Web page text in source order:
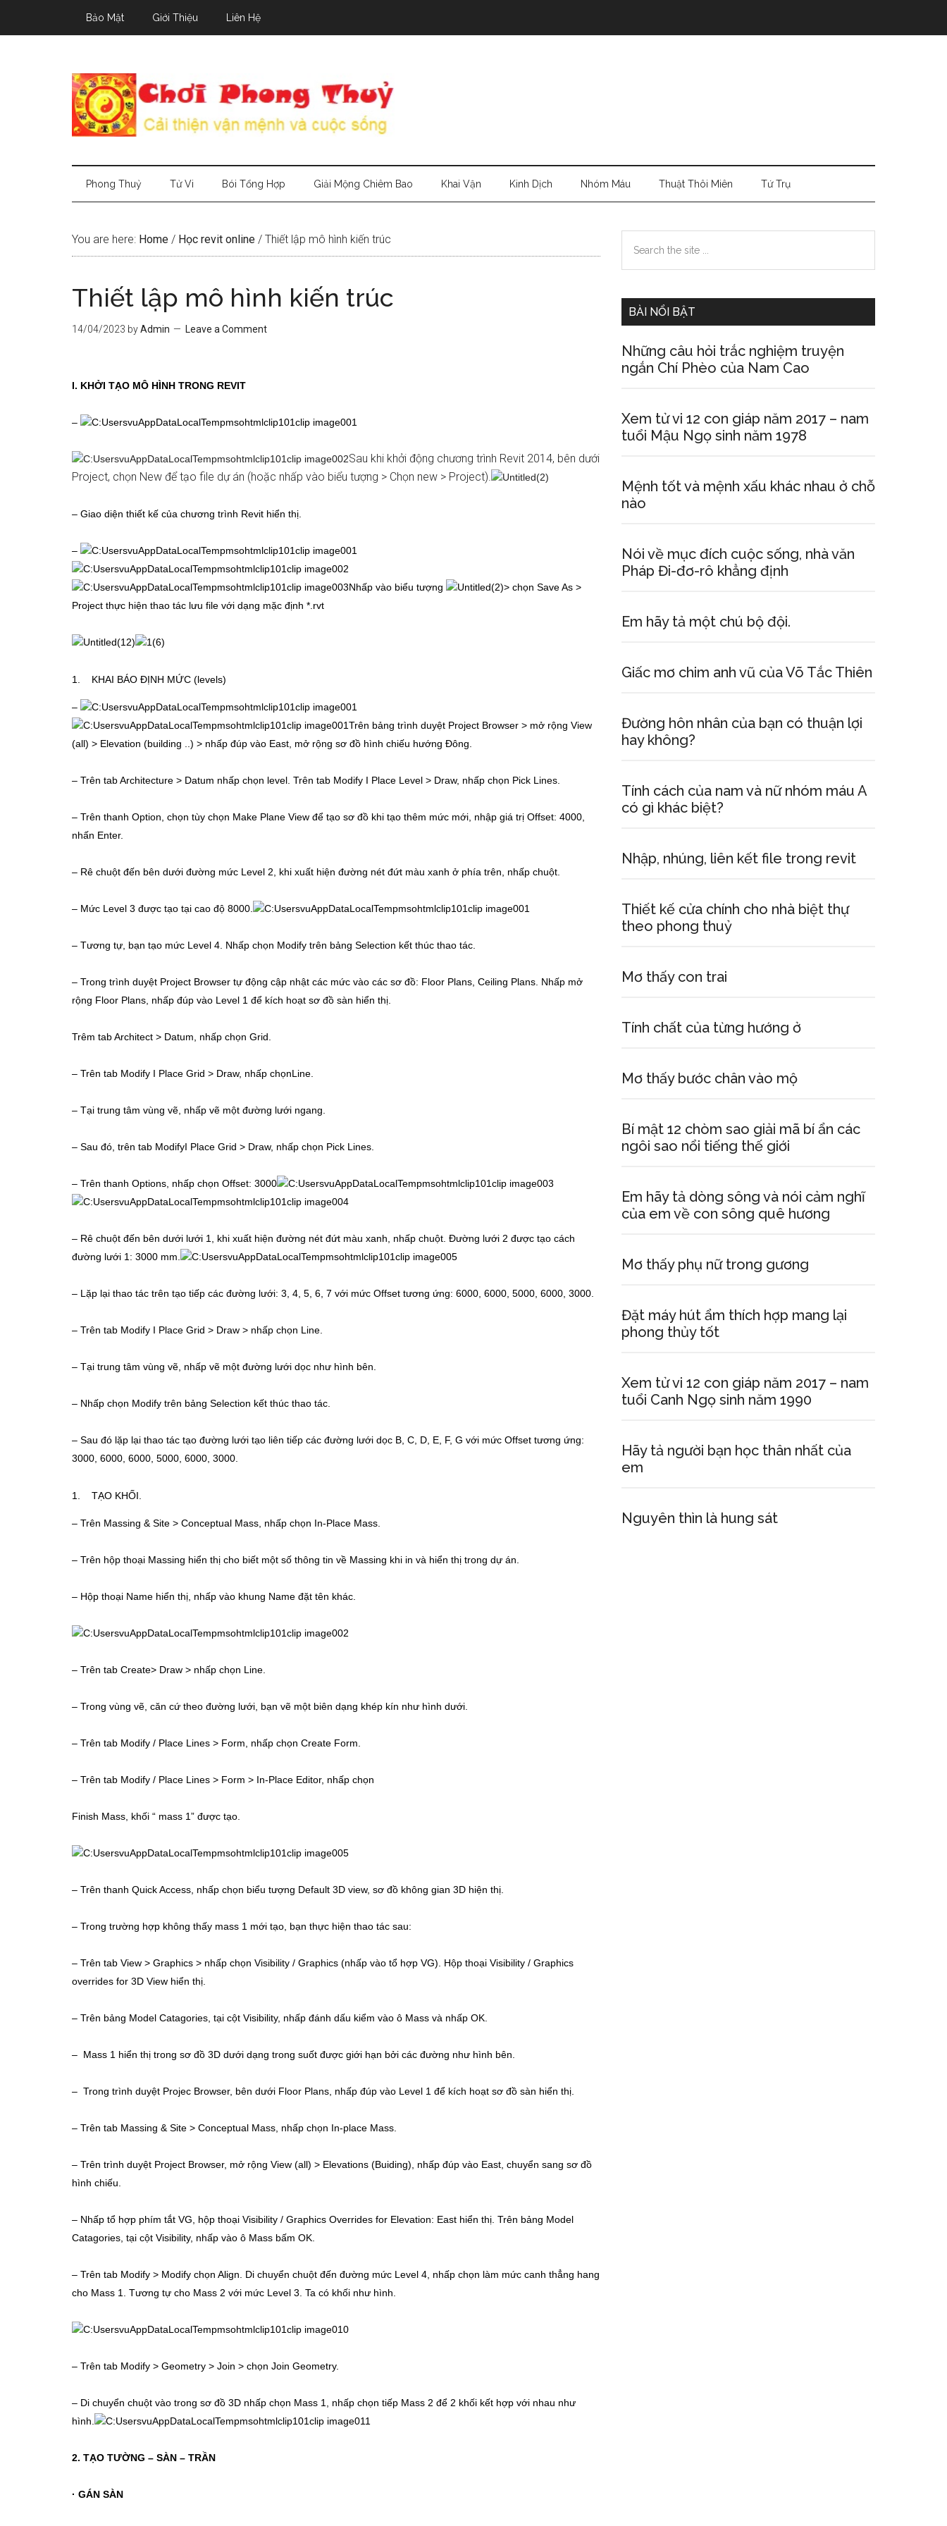
Bảo Mật Giới Thiệu Liên Hệ
Phong Thuỷ Tử Vi Bói Tổng Hợp Giải Mộng Chiêm Bao Khai Vận Kinh Dịch Nhóm Máu Thuật Thôi Miên Tứ Trụ
You are here: Home / Học revit online / Thiết lập mô hình kiến trúc
Thiết lập mô hình kiến trúc
14/04/2023 byAdmin Leave a Comment
I. KHỞI TẠO MÔ HÌNH TRONG REVIT
–
Sau khi khởi động chương trình Revit 2014, bên dưới
Project, chọn New để tạo file dự án (hoặc nhấp vào biểu tượng > Chọn new > Project).
– Giao diện thiết kế của chương trình Revit hiển thị.
–
Nhấp vào biểu tượng
> chọn Save As >
Project thực hiện thao tác lưu file với dạng mặc định *.rvt
1. KHAI BÁO ĐỊNH MỨC (levels)
–
Trên bảng trình duyệt Project Browser > mở rộng View
(all) > Elevation (building ..) > nhấp đúp vào East, mở rộng sơ đồ hình chiếu hướng Đông.
– Trên tab Architecture > Datum nhấp chọn level. Trên tab Modify Ӏ Place Level > Draw, nhấp chọn Pick Lines.
– Trên thanh Option, chọn tùy chọn Make Plane View để tạo sơ đồ khi tạo thêm mức mới, nhập giá trị Offset: 4000,
nhấn Enter.
– Rê chuột đến bên dưới đường mức Level 2, khi xuất hiện đường nét đứt màu xanh ở phía trên, nhấp chuột.
– Mức Level 3 được tạo tại cao độ 8000.
– Tương tự, bạn tạo mức Level 4. Nhấp chọn Modify trên bảng Selection kết thúc thao tác.
– Trong trình duyệt Project Browser tự động cập nhật các mức vào các sơ đồ: Floor Plans, Ceiling Plans. Nhấp mở
rộng Floor Plans, nhấp đúp vào Level 1 để kích hoạt sơ đồ sàn hiển thị.
Trêm tab Architect > Datum, nhấp chọn Grid.
– Trên tab Modify Ӏ Place Grid > Draw, nhấp chọnLine.
– Tại trung tâm vùng vẽ, nhấp vẽ một đường lưới ngang.
– Sau đó, trên tab ModifyӀ Place Grid > Draw, nhấp chọn Pick Lines.
– Trên thanh Options, nhấp chọn Offset: 3000
– Rê chuột đến bên dưới lưới 1, khi xuất hiện đường nét đứt màu xanh, nhấp chuột. Đường lưới 2 được tạo cách
đường lưới 1: 3000 mm.
– Lặp lại thao tác trên tạo tiếp các đường lưới: 3, 4, 5, 6, 7 với mức Offset tương ứng: 6000, 6000, 5000, 6000, 3000.
– Trên tab Modify Ӏ Place Grid > Draw > nhấp chọn Line.
– Tại trung tâm vùng vẽ, nhấp vẽ một đường lưới dọc như hình bên.
– Nhấp chọn Modify trên bảng Selection kết thúc thao tác.
– Sau đó lặp lại thao tác tạo đường lưới tạo liên tiếp các đường lưới dọc B, C, D, E, F, G với mức Offset tương ứng:
3000, 6000, 6000, 5000, 6000, 3000.
1. TẠO KHỐI.
– Trên Massing & Site > Conceptual Mass, nhấp chọn In-Place Mass.
– Trên hộp thoại Massing hiển thị cho biết một số thông tin về Massing khi in và hiển thị trong dự án.
– Hộp thoại Name hiển thị, nhấp vào khung Name đặt tên khác.
– Trên tab Create> Draw > nhấp chọn Line.
– Trong vùng vẽ, căn cứ theo đường lưới, bạn vẽ một biên dạng khép kín như hình dưới.
– Trên tab Modify / Place Lines > Form, nhấp chọn Create Form.
– Trên tab Modify / Place Lines > Form > In-Place Editor, nhấp chọn
Finish Mass, khối “ mass 1” được tạo.
– Trên thanh Quick Access, nhấp chọn biểu tượng Default 3D view, sơ đồ không gian 3D hiện thị.
– Trong trường hợp không thấy mass 1 mới tạo, bạn thực hiện thao tác sau:
– Trên tab View > Graphics > nhấp chọn Visibility / Graphics (nhấp vào tổ hợp VG). Hộp thoại Visibility / Graphics
overrides for 3D View hiển thị.
– Trên bảng Model Catagories, tại cột Visibility, nhấp đánh dấu kiểm vào ô Mass và nhấp OK.
– Mass 1 hiển thị trong sơ đồ 3D dưới dạng trong suốt được giới hạn bởi các đường như hình bên.
– Trong trình duyệt Projec Browser, bên dưới Floor Plans, nhấp đúp vào Level 1 để kích hoạt sơ đồ sàn hiển thị.
– Trên tab Massing & Site > Conceptual Mass, nhấp chọn In-place Mass.
– Trên trình duyệt Project Browser, mở rộng View (all) > Elevations (Buiding), nhấp đúp vào East, chuyển sang sơ đồ
hình chiếu.
– Nhấp tổ hợp phím tắt VG, hộp thoại Visibility / Graphics Overrides for Elevation: East hiển thị. Trên bảng Model
Catagories, tại cột Visibility, nhấp vào ô Mass bấm OK.
– Trên tab Modify > Modify chọn Align. Di chuyển chuột đến đường mức Level 4, nhấp chọn làm mức canh thẳng hang
cho Mass 1. Tương tự cho Mass 2 với mức Level 3. Ta có khối như hình.
– Trên tab Modify > Geometry > Join > chọn Join Geometry.
– Di chuyển chuột vào trong sơ đồ 3D nhấp chọn Mass 1, nhấp chọn tiếp Mass 2 để 2 khối kết hợp với nhau như
hình.
2. TẠO TƯỜNG – SÀN – TRẦN
· GÁN SÀN
Primary
Sidebar
the
BÀI NỔI BẬT
Những câu hỏi trắc nghiệm truyện
ngắn Chí Phèo của Nam Cao
Xem tử vi 12 con giáp năm 2017 – nam
tuổi Mậu Ngọ sinh năm 1978
Mệnh tốt và mệnh xấu khác nhau ở chỗ
nào
Nói về mục đích cuộc sống, nhà văn
Pháp Đi-đơ-rô khẳng định
Em hãy tả một chú bộ đội.
Giấc mơ chim anh vũ của Võ Tắc Thiên
Đường hôn nhân của bạn có thuận lợi
hay không?
Tính cách của nam và nữ nhóm máu A
có gì khác biệt?
Nhập, nhúng, liên kết file trong revit
Thiết kế cửa chính cho nhà biệt thự
theo phong thuỷ
Mơ thấy con trai
Tính chất của từng hướng ở
Mơ thấy bước chân vào mộ
Bí mật 12 chòm sao giải mã bí ẩn các
ngôi sao nổi tiếng thế giới
Em hãy tả dòng sông và nói cảm nghĩ
của em về con sông quê hương
Mơ thấy phụ nữ trong gương
Đặt máy hút ẩm thích hợp mang lại
phong thủy tốt
Xem tử vi 12 con giáp năm 2017 – nam
tuổi Canh Ngọ sinh năm 1990
Hãy tả người bạn học thân nhất của
em
Nguyên thìn là hung sát